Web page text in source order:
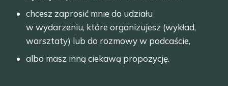
chcesz zaprosić mnie do udziału
w wydarzeniu, które organizujesz (wykład,
warsztaty) lub do rozmowy w podcaście,
albo masz inną ciekawą propozycję.